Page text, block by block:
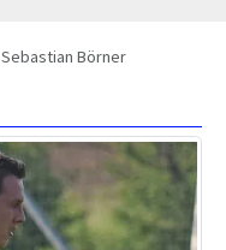
Sebastian Börner